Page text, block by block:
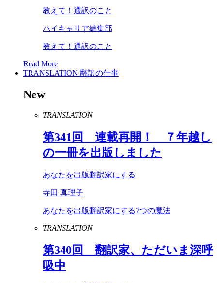
教えて！通訳のこと
ハイキャリア編集部
教えて！通訳のこと
Read More
TRANSLATION 翻訳の仕事
New
TRANSLATION
第341 回 連載再開！ ７年越し
の一冊を出版しました
あなたを出版翻訳家にする
寺田 真理子
あなたを出版翻訳家にする7つの魔法
TRANSLATION
第340回 翻訳家、ただいま深呼
吸中